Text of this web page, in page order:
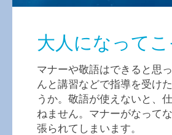
大人になって
マナーや敬語はできると思
んと講習などで指導を受け
うか。敬語が使えないと、
ねません。マナーがなって
張られてしまいます。